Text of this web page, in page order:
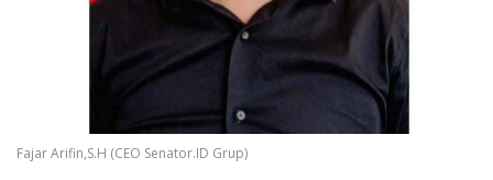
Fajar Arifin,S.H (CEO Senator.ID Grup)